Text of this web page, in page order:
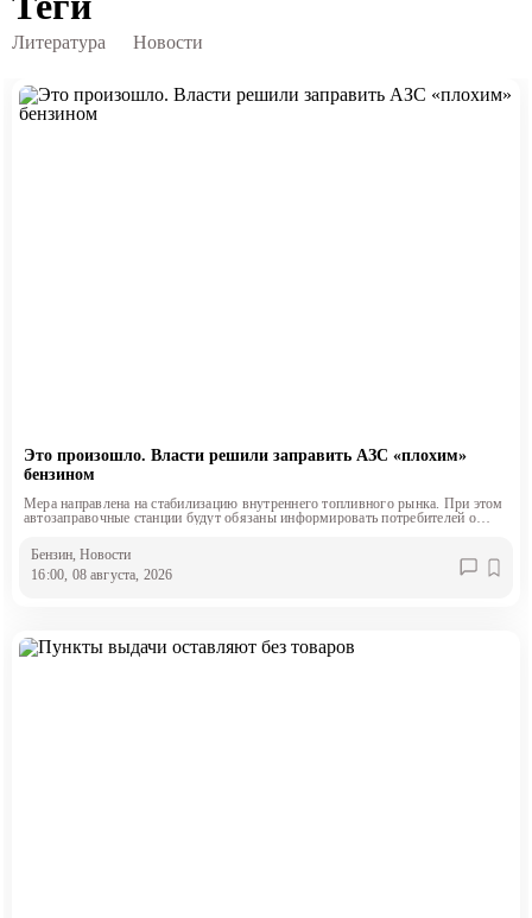
Литература Новости
Это произошло. Власти решили заправить АЗС «плохим»
бензином
Мера направлена на стабилизацию внутреннего топливного рынка. При этом
автозаправочные станции будут обязаны информировать потребителей о
Бензин, Новости
16:00, 08 августа, 2026